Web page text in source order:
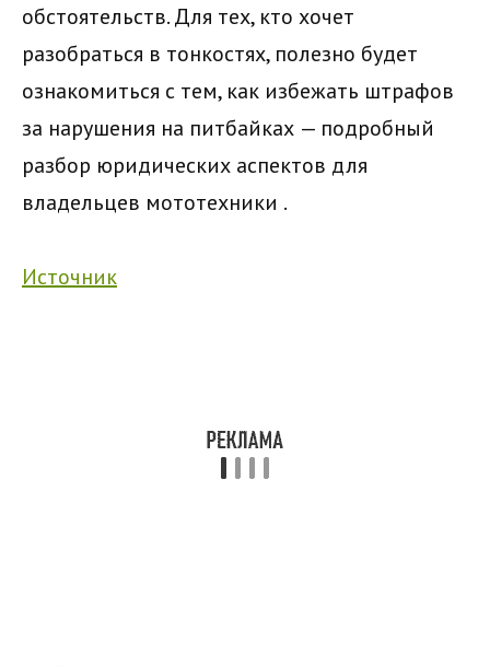
обстоятельств. Для тех, кто хочет
разобраться в тонкостях, полезно будет
ознакомиться с тем, как избежать штрафов
за нарушения на питбайках — подробный
разбор юридических аспектов для
владельцев мототехники .
Источник